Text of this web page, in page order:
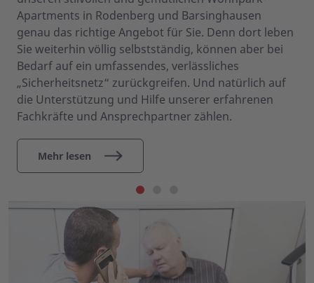
Apartments in Rodenberg und Barsinghausen
genau das richtige Angebot für Sie. Denn dort leben
Sie weiterhin völlig selbstständig, können aber bei
Bedarf auf ein umfassendes, verlässliches
„Sicherheitsnetz“ zurückgreifen. Und natürlich auf
die Unterstützung und Hilfe unserer erfahrenen
Fachkräfte und Ansprechpartner zählen.
Mehr lesen